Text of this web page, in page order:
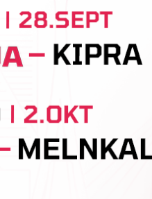
Vārti
-